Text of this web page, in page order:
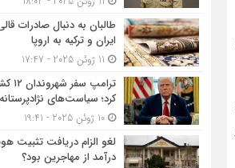
طالبان به دنبال صادرات
ایران و ترکیه به اروپا
کرد؛ سیاست‌های
10 ژوئن 2025 - 19:41
لغو الزام دریافت تثبیت
درآمد از مهاجرین بود؟